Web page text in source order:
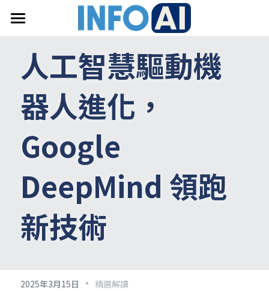
關於InfoAI
訂閱電子報
最新文章
搜索
email聯絡
人工智慧驅動機
器人進化，
Google
DeepMind 領跑
新技術
2025年3月15日 · 精選解讀